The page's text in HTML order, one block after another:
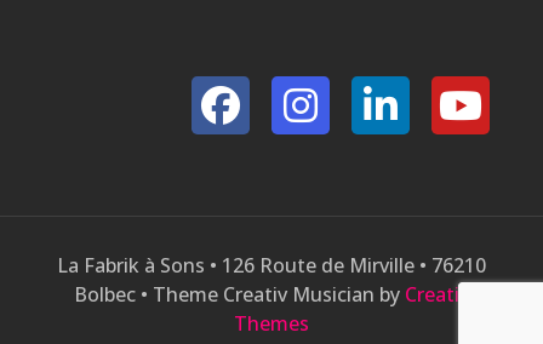
La Fabrik à Sons • 126 Route de Mirville • 76210
Bolbec • Theme Creativ Musician by Creativ
Themes